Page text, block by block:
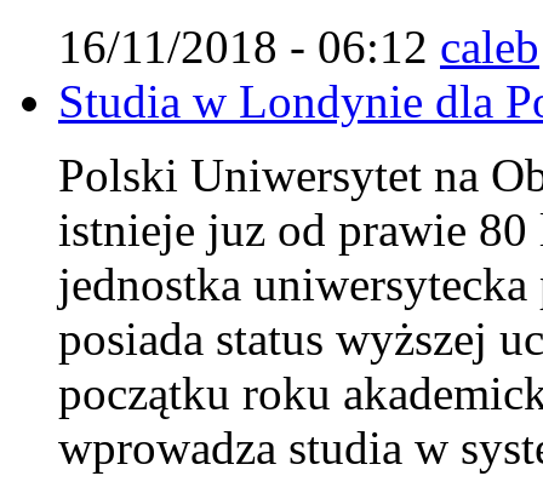
16/11/2018 - 06:12 caleb
Studia w Londynie dla
Polski Uniwersytet na
istnieje juz od prawie 80
jednostka
posiada status wyższej
początku roku
wprowadza studia w